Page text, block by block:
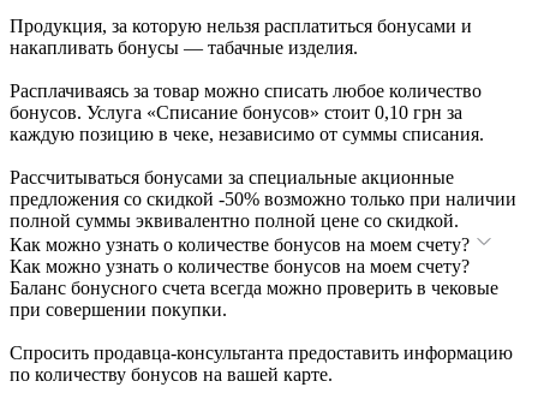
Продукция, за которую нельзя расплатиться бонусами и
накапливать бонусы — табачные изделия.
Расплачиваясь за товар можно списать любое количество
бонусов. Услуга «Списание бонусов» стоит 0,10 грн за
каждую позицию в чеке, независимо от суммы списания.
Рассчитываться бонусами за специальные акционные
предложения со скидкой -50% возможно только при наличии
полной суммы эквивалентно полной цене со скидкой.
Как можно узнать о количестве бонусов на моем счету?
Как можно узнать о количестве бонусов на моем счету?
Баланс бонусного счета всегда можно проверить в чековые
при совершении покупки.
Спросить продавца-консультанта предоставить информацию
по количеству бонусов на вашей карте.